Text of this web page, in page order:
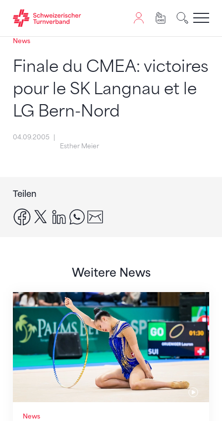
Zum Inhalt springen
Zur Sitemap navigieren
Zum Navigieren dieser Seite wird JavaScript benötigt.
News
Finale du CMEA: victoires
pour le SK Langnau et le
LG Bern-Nord
04.09.2005
Esther Meier
Teilen
facebook
x linkedinwhatsapp
Weitere News
News
Nächster Halt: Weltmeisterschaft